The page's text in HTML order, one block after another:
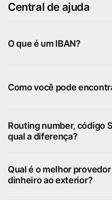
Central de ajuda
O que é um IBAN?
Como você pode
Routing number, código
qual a diferença?
Qual é o melhor
dinheiro ao exterior?